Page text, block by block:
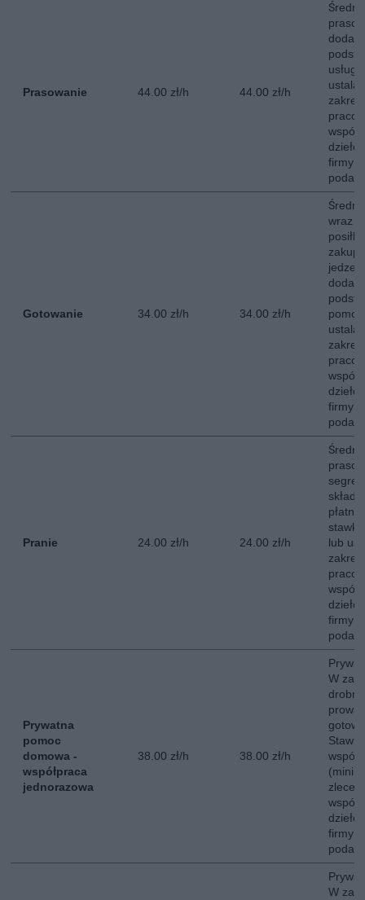
Prasowanie 44.00 zł/h 44.00 zł/h
usług
firmy
Gotowanie 34.00 zł/h 34.00 zł/h
wraz z
firmy
Pranie 24.00 zł/h 24.00 zł/h
stawki
lub
firmy
Prywatna
pomoc
domowa -
współpraca
jednorazowa
38.00 zł/h 38.00 zł/h
W
firmy
W